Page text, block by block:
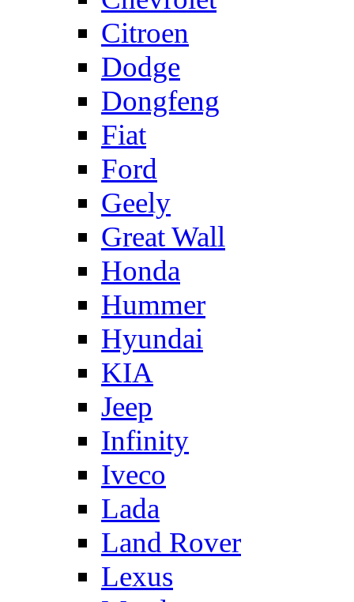
Citroen
Dodge
Dongfeng
Fiat
Ford
Geely
Great Wall
Honda
Hummer
Hyundai
KIA
Jeep
Infinity
Iveco
Lada
Land Rover
Lexus